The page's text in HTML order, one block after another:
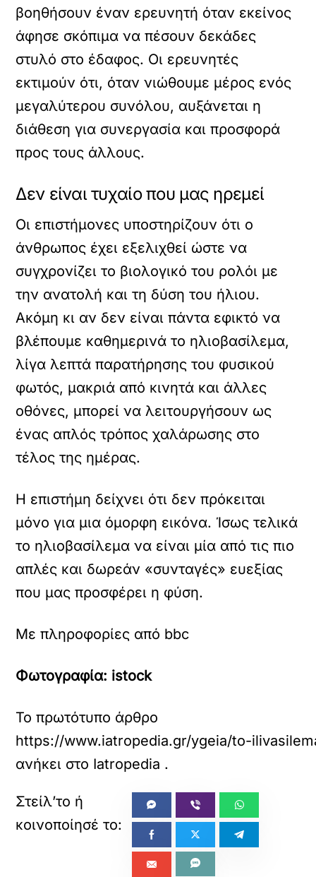
βοηθήσουν έναν ερευνητή όταν εκείνος
άφησε σκόπιμα να πέσουν δεκάδες
στυλό στο έδαφος. Οι ερευνητές
εκτιμούν ότι, όταν νιώθουμε μέρος ενός
μεγαλύτερου συνόλου, αυξάνεται η
διάθεση για συνεργασία και προσφορά
προς τους άλλους.
Δεν είναι τυχαίο που μας ηρεμεί
Οι επιστήμονες υποστηρίζουν ότι ο
άνθρωπος έχει εξελιχθεί ώστε να
συγχρονίζει το βιολογικό του ρολόι με
την ανατολή και τη δύση του ήλιου.
Ακόμη κι αν δεν είναι πάντα εφικτό να
βλέπουμε καθημερινά το ηλιοβασίλεμα,
λίγα λεπτά παρατήρησης του φυσικού
φωτός, μακριά από κινητά και άλλες
οθόνες, μπορεί να λειτουργήσουν ως
ένας απλός τρόπος χαλάρωσης στο
τέλος της ημέρας.
Η επιστήμη δείχνει ότι δεν πρόκειται
μόνο για μια όμορφη εικόνα. Ίσως τελικά
το ηλιοβασίλεμα να είναι μία από τις πιο
απλές και δωρεάν «συνταγές» ευεξίας
που μας προσφέρει η φύση.
Με πληροφορίες από bbc
Φωτογραφία: istock
Το πρωτότυπο άρθρο
https://www.iatropedia.gr/ygeia/to-
ανήκει στο Iatropedia .